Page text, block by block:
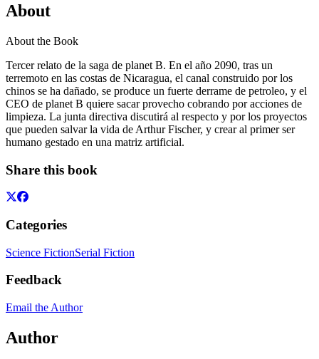
About
About the Book
Tercer relato de la saga de planet B. En el año 2090, tras un
terremoto en las costas de Nicaragua, el canal construido por los
chinos se ha dañado, se produce un fuerte derrame de petroleo, y el
CEO de planet B quiere sacar provecho cobrando por acciones de
limpieza. La junta directiva discutirá al respecto y por los proyectos
que pueden salvar la vida de Arthur Fischer, y crear al primer ser
humano gestado en una matriz artificial.
Share this book
Categories
Science FictionSerial Fiction
Feedback
Email the Author
Author